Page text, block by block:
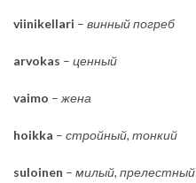
viinikellari – винный погреб
arvokas – ценный
vaimo – жена
hoikka – стройный, тонкий
suloinen – милый, прелестный